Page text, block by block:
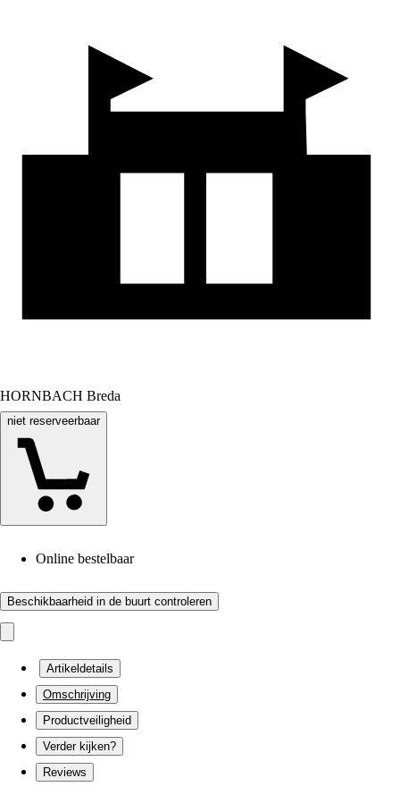
HORNBACH Breda
niet reserveerbaar
Online bestelbaar
Beschikbaarheid in de buurt controleren
Artikeldetails
Omschrijving
Productveiligheid
Verder kijken?
Reviews